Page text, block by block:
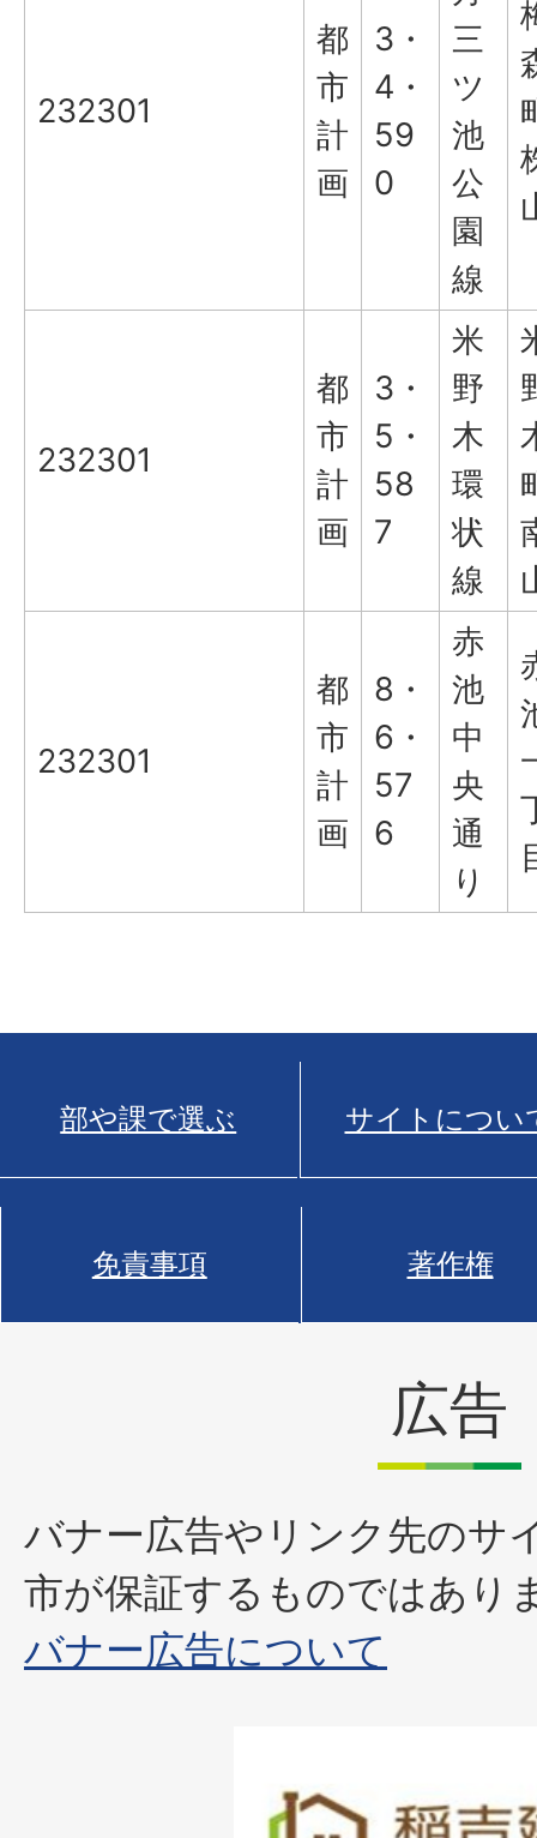
232301
都
市
計
画
3・
4・
59
0
三
ツ
池
公
園
線
232301
都
市
計
画
3・
5・
58
7
米
野
木
環
状
線
232301
都
市
計
画
8・
6・
57
6
赤
池
中
央
通
り
部や課で選ぶ サイトについ
免責事項 著作権
広告
バナー広告やリンク先のサ
市が保証するものではあり
バナー広告について
枚